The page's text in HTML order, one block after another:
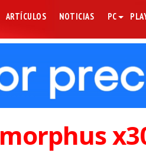
ARTÍCULOS NOTICIAS PC
morphus